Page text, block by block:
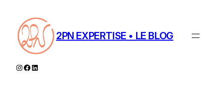
contenu
2PN EXPERTISE • LE BLOG
Instagram
Facebook
LinkedIn